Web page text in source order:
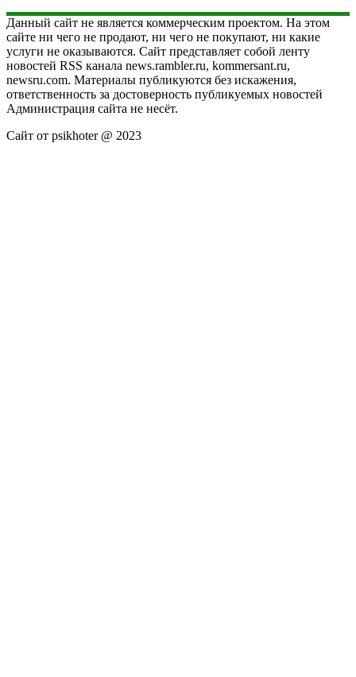
Данный сайт не является коммерческим проектом. На этом
сайте ни чего не продают, ни чего не покупают, ни какие
услуги не оказываются. Сайт представляет собой ленту
новостей RSS канала news.rambler.ru, kommersant.ru,
newsru.com. Материалы публикуются без искажения,
ответственность за достоверность публикуемых новостей
Администрация сайта не несёт.
Сайт от psikhoter @ 2023